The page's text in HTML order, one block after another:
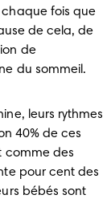
fois que
de cela, de
de
du sommeil.
leurs rythmes
40% de ces
comme des
pour cent des
bébés sont